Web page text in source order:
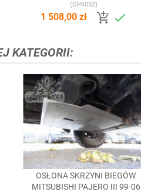
(OPA032)
1 508,00 zł  
KATEGORII:
Szybki podgląd
OSŁONA SKRZYNI BIEGÓW
MITSUBISHI PAJERO III 99-06